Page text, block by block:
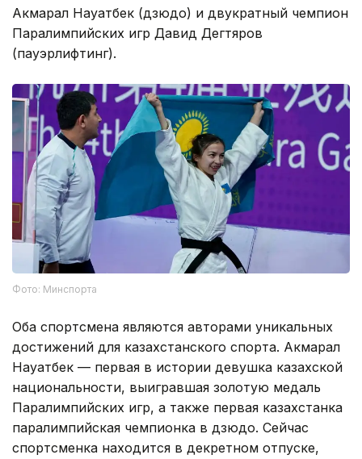
Акмарал Науатбек (дзюдо) и двукратный чемпион
Паралимпийских игр Давид Дегтяров
(пауэрлифтинг).
Фото: Минспорта
Оба спортсмена являются авторами уникальных
достижений для казахстанского спорта. Акмарал
Науатбек — первая в истории девушка казахской
национальности, выигравшая золотую медаль
Паралимпийских игр, а также первая казахстанка
паралимпийская чемпионка в дзюдо. Сейчас
спортсменка находится в декретном отпуске,